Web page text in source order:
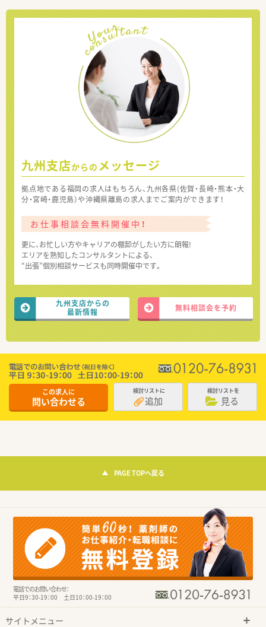
九州支店からの メッセージ
拠点地である福岡の求人はもちろん、九州各県(佐賀・長崎・熊本・大
分・宮崎・鹿児島）や沖縄県離島の求人までご案内ができます！
お仕事相談会無料開催中！
更に、お忙しい方やキャリアの棚卸がしたい方に朗報!
エリアを熟知したコンサルタントによる、
“出張”個別相談サービスも同時開催中です。
九州支店からの
最新情報
無料相談会を予約
この求人に
問い合わせる
検討リストに
追加
検討リストを
見る
PAGE TOPへ戻る
電話でのお問い合わせ：
平日9：30-19：00 土日10：00-19：00
サイトメニュー